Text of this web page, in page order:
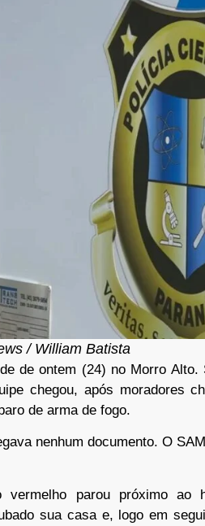
/ William Batista
de ontem (24) no Morro Alto.
chegou, após moradores
de arma de fogo.
nenhum documento. O
parou próximo ao
sua casa e, logo em